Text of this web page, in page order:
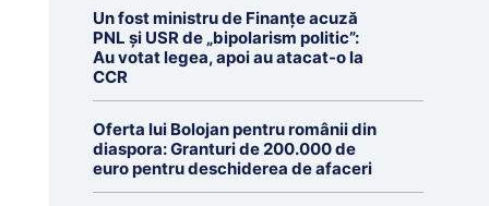
Un fost ministru de Finanțe acuză
PNL și USR de „bipolarism politic”:
Au votat legea, apoi au atacat-o la
CCR
Oferta lui Bolojan pentru românii din
diaspora: Granturi de 200.000 de
euro pentru deschiderea de afaceri